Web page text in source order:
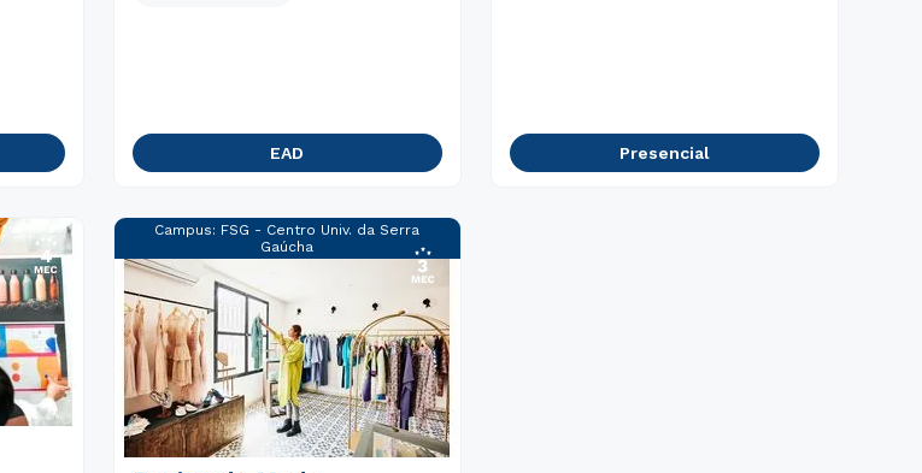
EAD Presencial
Campus: FSG - Centro Univ. da Serra
Gaúcha
e fácil